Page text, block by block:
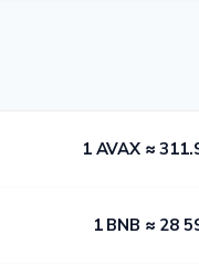
1 AVAX ≈
1 BNB ≈ 28